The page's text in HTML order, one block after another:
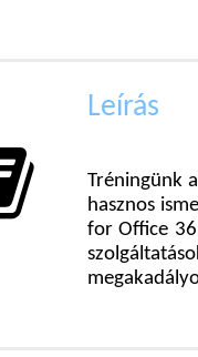
Leírás
Tréningünk
hasznos
for Office